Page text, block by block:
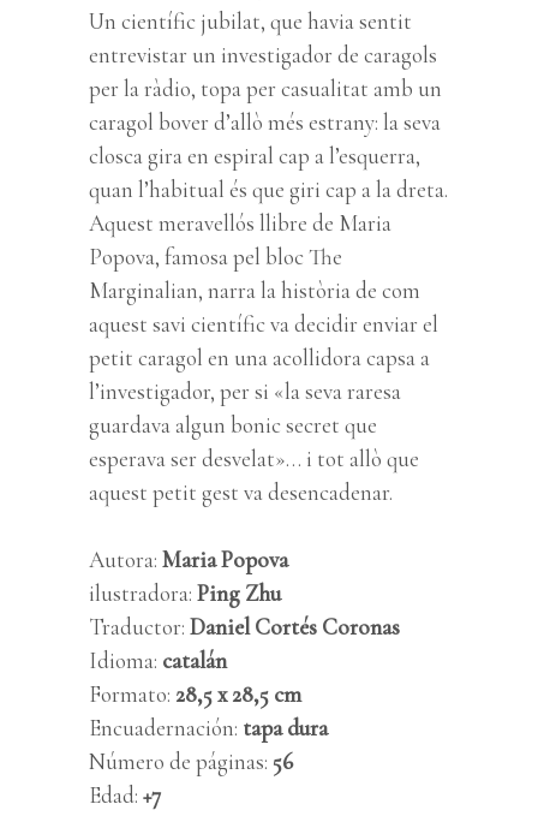
Un científic jubilat, que havia sentit
entrevistar un investigador de caragols
per la ràdio, topa per casualitat amb un
caragol bover d’allò més estrany: la seva
closca gira en espiral cap a l’esquerra,
quan l’habitual és que giri cap a la dreta.
Aquest meravellós llibre de Maria
Popova, famosa pel bloc The
Marginalian, narra la història de com
aquest savi científic va decidir enviar el
petit caragol en una acollidora capsa a
l’investigador, per si «la seva raresa
guardava algun bonic secret que
esperava ser desvelat»… i tot allò que
aquest petit gest va desencadenar.
Autora: Maria Popova
ilustradora: Ping Zhu
Traductor: Daniel Cortés Coronas
Idioma: catalán
Formato: 28,5 x 28,5 cm
Encuadernación: tapa dura
Número de páginas: 56
Edad: +7